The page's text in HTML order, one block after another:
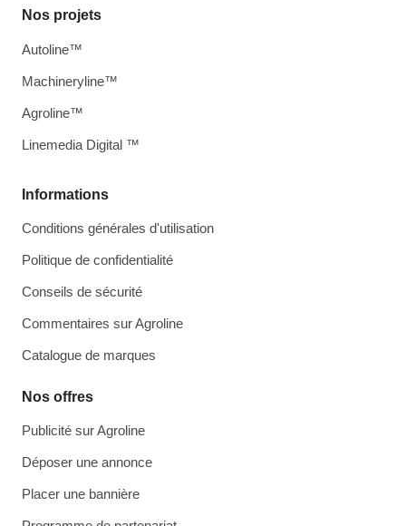
Informations
Conditions générales d'utilisation
Politique de confidentialité
Conseils de sécurité
Commentaires sur Agroline
Catalogue de marques
Nos offres
Publicité sur Agroline
Déposer une annonce
Placer une bannière
Nos projets
Autoline™
Machineryline™
Agroline™
Linemedia Digital ™